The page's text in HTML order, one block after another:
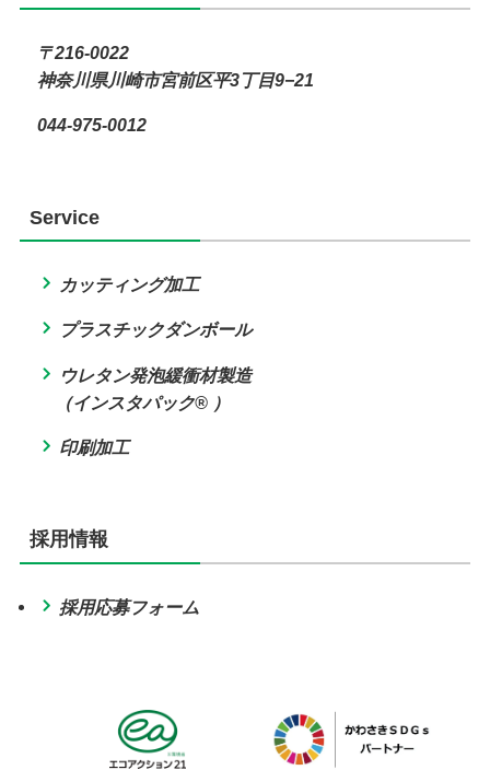
〒216-0022
神奈川県川崎市宮前区平3丁目9−21
044-975-0012
Service
カッティング加工
プラスチックダンボール
ウレタン発泡緩衝材製造
（インスタパック® ）
印刷加工
採用情報
採用応募フォーム